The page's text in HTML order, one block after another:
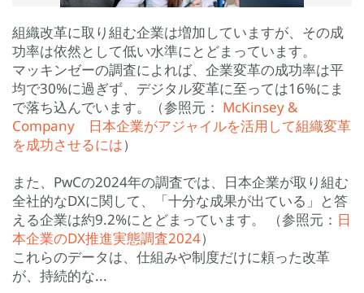
組織改革に取り組む企業は増加していますが、その成
功率は依然として低い水準にとどまっています。
マッキンゼーの調査によれば、企業変革の成功率は平
均で30%に過ぎず、デジタル変革に至っては16%にま
で落ち込んでいます。（参照元： McKinsey &
Company 日本企業がアジャイルを活用して組織変革
を成功させるには）
また、PwCの2024年の調査では、日本企業が取り組む
全社的なDXに関して、「十分な成果が出ている」と答
える企業は約9.2%にとどまっています。 （参照元： 日
本企業のDX推進実態調査2024）
これらのデータは、仕組みや制度だけに頼った改革
が、持続的な...